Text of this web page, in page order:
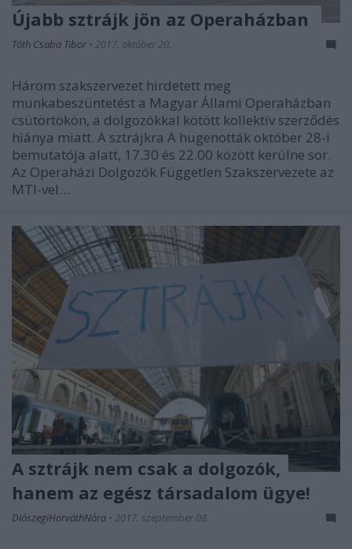
Újabb sztrájk jön az Operaházban
Tóth Csaba Tibor • 2017. október 20.
Három szakszervezet hirdetett meg
munkabeszüntetést a Magyar Állami Operaházban
csütörtökön, a dolgozókkal kötött kollektív szerződés
hiánya miatt. A sztrájkra A hugenották október 28-i
bemutatója alatt, 17.30 és 22.00 között kerülne sor.
Az Operaházi Dolgozók Független Szakszervezete az
MTI-vel…
A sztrájk nem csak a dolgozók,
hanem az egész társadalom ügye!
DiószegiHorváthNóra • 2017. szeptember 08.